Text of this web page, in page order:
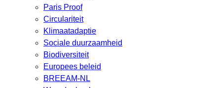
Paris Proof
Circulariteit
Klimaatadaptie
Sociale duurzaamheid
Biodiversiteit
Europees beleid
BREEAM-NL